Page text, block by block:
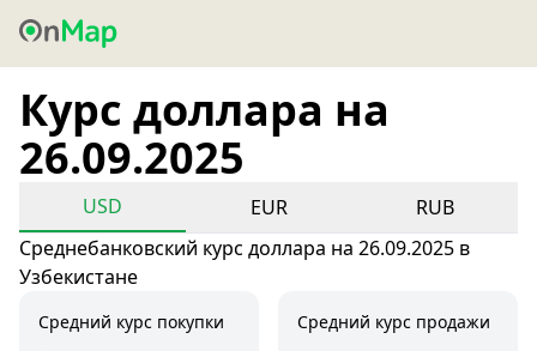
Курс доллара на
26.09.2025
USD EUR
RUB
Среднебанковский курс доллара на 26.09.2025 в
Узбекистане
Средний курс покупки Средний курс продажи